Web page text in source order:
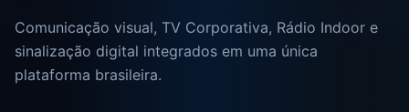
Digital Signage profissional com gerenciamento
remoto, conteúdo dinâmico e player próprio para sua
TV Corporativa.